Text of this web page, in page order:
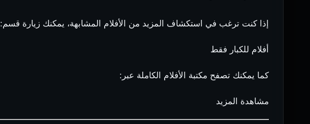
إذا كنت ترغب في استكشاف المزيد من الأفلام المشابهة، يمكنك زيارة قسم:
أفلام للكبار فقط
كما يمكنك تصفح مكتبة الأفلام الكاملة عبر:
مشاهدة المزيد